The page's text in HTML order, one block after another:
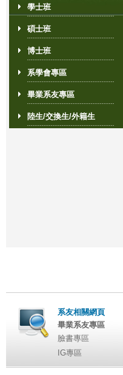
學士班
碩士班
博士班
系學會專區
畢業系友專區
陸生/交換生/外籍生
系友相關網頁
畢業系友專區
臉書專區
IG專區